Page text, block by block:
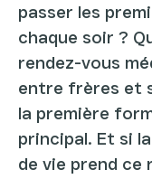
passer les
chaque soir ?
rendez-vous
entre frères et
la première
principal. Et si
de vie prend ce